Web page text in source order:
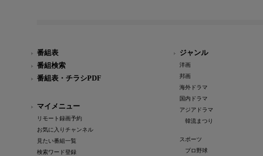
番組表
番組検索
番組表・チラシPDF
マイメニュー
リモート録画予約
お気に入りチャンネル
見たい番組一覧
検索ワード登録
ジャンル
洋画
邦画
海外ドラマ
国内ドラマ
アジアドラマ
韓流まつり
スポーツ
プロ野球